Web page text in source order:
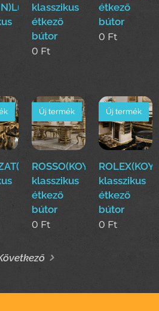
klasszikus
étkező
bútor
0 Ft
étkező
bútor
0 Ft
ROSSO(KOYUN)Luxus
klasszikus
étkező
bútor
Új termék
0 Ft
klasszikus
étkező
bútor
Új termék
0 Ft